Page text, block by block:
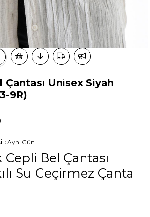
Çantası Unisex Siyah
9R)
: Aynı Gün
Cepli Bel Çantası
Su Geçirmez Çanta